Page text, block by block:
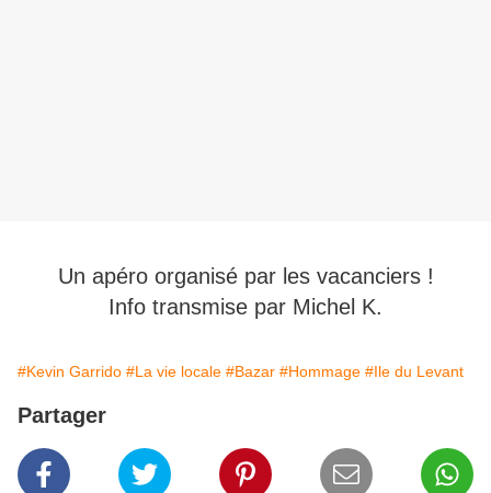
Un apéro organisé par les vacanciers !
Info transmise par Michel K.
#Kevin Garrido #La vie locale #Bazar #Hommage #Ile du Levant
Partager